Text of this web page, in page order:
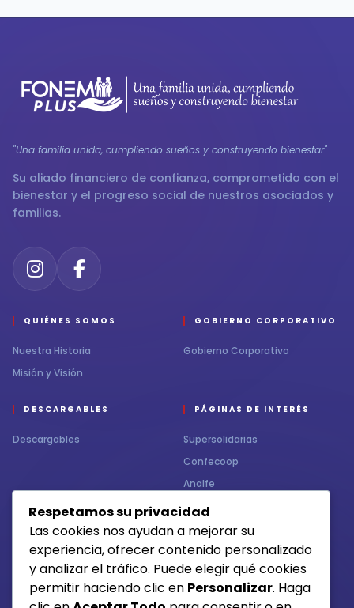
"Una familia unida, cumpliendo sueños y construyendo bienestar"
Su aliado financiero de confianza, comprometido con el
bienestar y el progreso social de nuestros asociados y
familias.
QUIÉNES SOMOS
Nuestra Historia
Misión y Visión
GOBIERNO CORPORATIVO
Gobierno Corporativo
DESCARGABLES
Descargables
PÁGINAS DE INTERÉS
Supersolidarias
Confecoop
Analfe
CONTÁCTENOS
Contacto
MEDIOS DE RECAUDO
Respetamos su privacidad
Las cookies nos ayudan a mejorar su
experiencia, ofrecer contenido personalizado
y analizar el tráfico. Puede elegir qué cookies
permitir haciendo clic en Personalizar. Haga